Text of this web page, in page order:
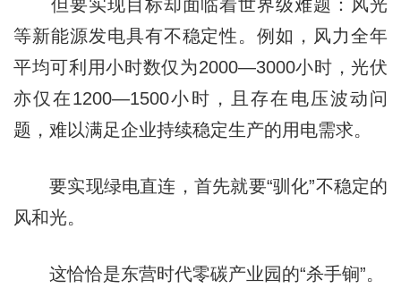
但要实现目标却面临着世界级难题：风光
等新能源发电具有不稳定性。例如，风力全年
平均可利用小时数仅为2000—3000小时，光伏
亦仅在1200—1500小时，且存在电压波动问
题，难以满足企业持续稳定生产的用电需求。
要实现绿电直连，首先就要“驯化”不稳定的
风和光。
这恰恰是东营时代零碳产业园的“杀手锏”。